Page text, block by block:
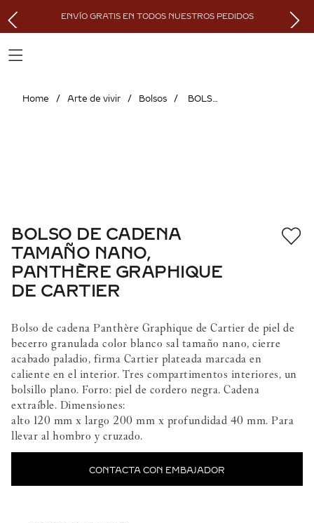
ENVÍO GRATIS EN TODOS NUESTROS PEDIDOS
Arte de vivir Bolsos BOLSO DE CADENA TAMAÑO NANO, PANTHÈRE GRAPHIQUE DE CARTIER
BOLSO DE CADENA
TAMAÑO NANO,
PANTHÈRE GRAPHIQUE
DE CARTIER
Bolso de cadena Panthère Graphique de Cartier de piel de
becerro granulada color blanco sal tamaño nano, cierre
acabado paladio, firma Cartier plateada marcada en
caliente en el interior. Tres compartimentos interiores, un
bolsillo plano. Forro: piel de cordero negra. Cadena
extraíble. Dimensiones:
alto 120 mm x largo 200 mm x profundidad 40 mm. Para
llevar al hombro y cruzado.
CONTACTA CON EMBAJADOR